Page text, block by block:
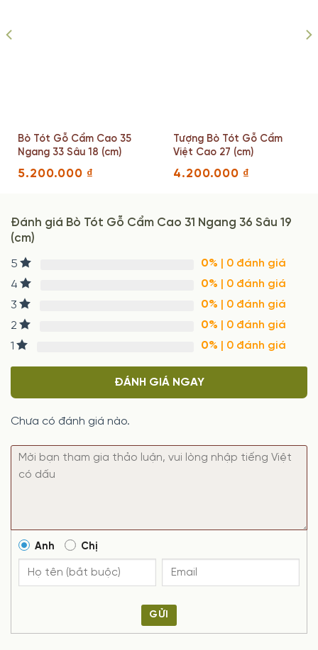
Bò Tót Gỗ Cẩm Cao 35
Ngang 33 Sâu 18 (cm)
5.200.000 ₫
Tượng Bò Tót Gỗ Cẩm
Việt Cao 27 (cm)
4.200.000 ₫
Đánh giá Bò Tót Gỗ Cẩm Cao 31 Ngang 36 Sâu 19
(cm)
5 0% | 0 đánh giá
4
0% | 0 đánh giá
3
0% | 0 đánh giá
2
0% | 0 đánh giá
1
0% | 0 đánh giá
ĐÁNH GIÁ NGAY
Chưa có đánh giá nào.
Anh Chị
GỬI